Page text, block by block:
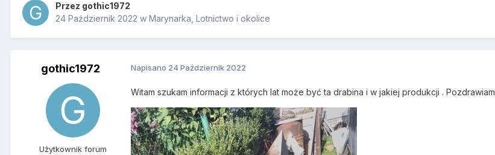
Przez gothic1972
24 Październik 2022 w Marynarka, Lotnictwo i okolice
gothic1972
Użytkownik forum
Napisano 24 Październik 2022
Witam szukam informacji z których lat może być ta drabina i w jakiej produkcji . Pozdrawiam